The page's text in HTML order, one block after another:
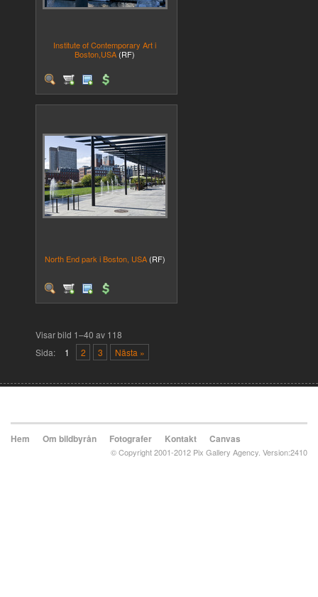
Institute of Contemporary Art i
Boston,USA (RF)
North End park i Boston, USA (RF)
Visar bild 1–40 av 118
Sida:
1 2 3 Nästa »
Hem Om bildbyrån Fotografer Kontakt Canvas
© Copyright 2001-2012 Pix Gallery Agency. Version:2410